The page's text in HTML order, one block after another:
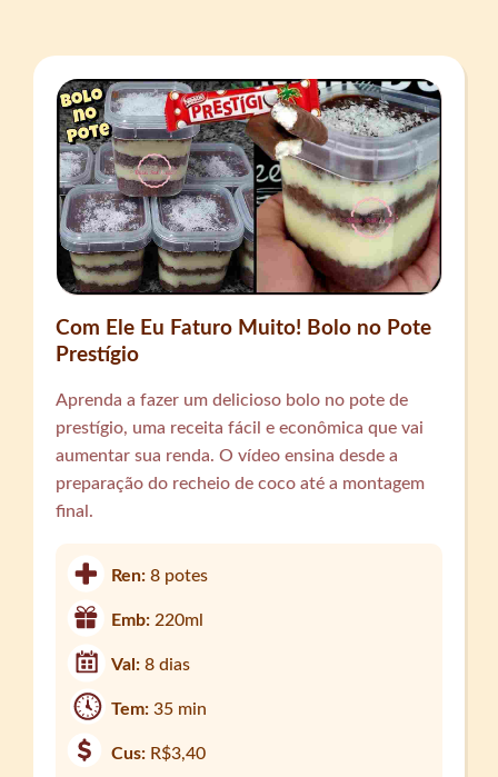
Com Ele Eu Faturo Muito! Bolo no Pote
Prestígio
Aprenda a fazer um delicioso bolo no pote de
prestígio, uma receita fácil e econômica que vai
aumentar sua renda. O vídeo ensina desde a
preparação do recheio de coco até a montagem
final.
Ren:8 potes
Emb:220ml
Val:8 dias
Tem:35 min
Cus: R$3,40